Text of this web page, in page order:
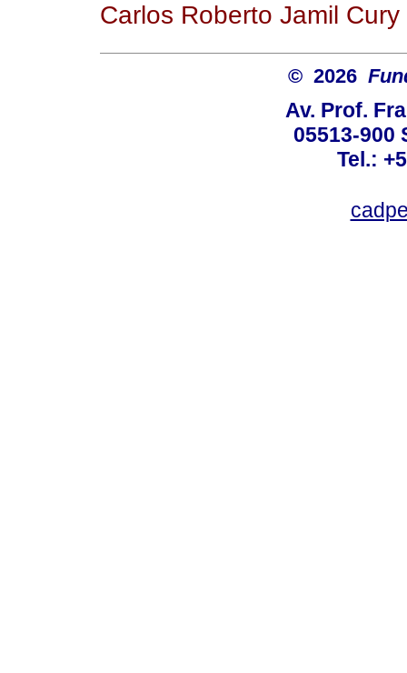
Carlos Roberto Jamil Cury
© 2026
Av. Prof.
05513-900
Tel.: